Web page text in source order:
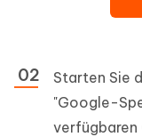
Starten Sie
"Google-
verfügbaren